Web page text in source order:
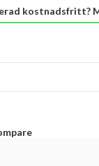
kostnadsfritt?